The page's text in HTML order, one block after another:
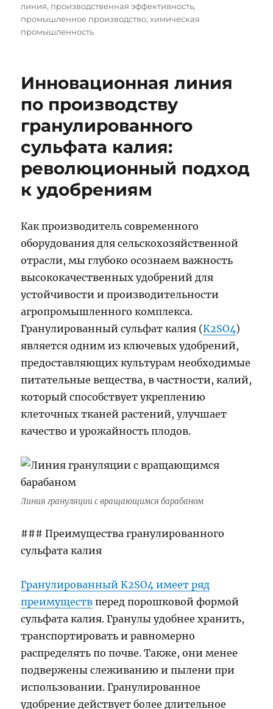
линия, производственная эффективность,
промышленное производство,химическая
промышленность
Инновационная линия
по производству
гранулированного
сульфата калия:
революционный подход
к удобрениям
Как производитель современного
оборудования для сельскохозяйственной
отрасли, мы глубоко осознаем важность
высококачественных удобрений для
устойчивости и производительности
агропромышленного комплекса.
Гранулированный сульфат калия (K2SO4)
является одним из ключевых удобрений,
предоставляющих культурам необходимые
питательные вещества, в частности, калий,
который способствует укреплению
клеточных тканей растений, улучшает
качество и урожайность плодов.
Линия грануляции с вращающимся барабаном
### Преимущества гранулированного
сульфата калия
Гранулированный K2SO4 имеет ряд
преимуществ перед порошковой формой
сульфата калия. Гранулы удобнее хранить,
транспортировать и равномерно
распределять по почве. Также, они менее
подвержены слеживанию и пылени при
использовании. Гранулированное
удобрение действует более длительное